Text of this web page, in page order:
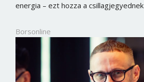
energia – ezt hozza a csillagjegyednek
Borsonline